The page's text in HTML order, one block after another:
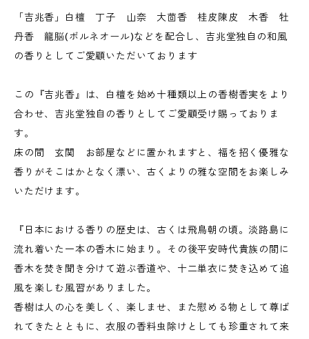
「吉兆香」白檀 丁子 山奈 大茴香 桂皮陳皮 木香 牡
丹香 龍脳(ボルネオール)などを配合し、吉兆堂独自の和風
の香りとしてご愛顧いただいております
この『吉兆香』は、白檀を始め十種類以上の香樹香実をより
合わせ、吉兆堂独自の香りとしてご愛顧受け賜っておりま
す。
床の間 玄関 お部屋などに置かれますと、福を招く優雅な
香りがそこはかとなく漂い、古くよりの雅な空間をお楽しみ
いただけます。
『日本における香りの歴史は、古くは飛鳥朝の頃。淡路島に
流れ着いた一本の香木に始まり。その後平安時代貴族の間に
香木を焚き聞き分けて遊ぶ香道や、十二単衣に焚き込めて追
風を楽しむ風習がありました。
香樹は人の心を美しく、楽しませ、また慰める物として尊ば
れてきたとともに、衣服の香料虫除けとしても珍重されて来